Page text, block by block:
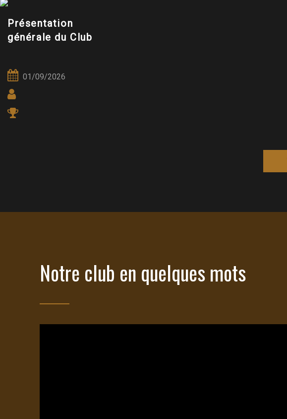
Présentation
générale du Club
01/09/2026
Notre club en quelques mots